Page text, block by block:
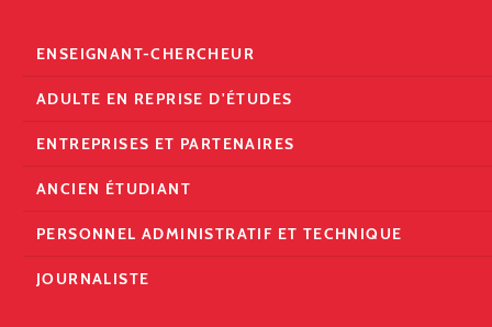
ENSEIGNANT-CHERCHEUR
ADULTE EN REPRISE D'ÉTUDES
ENTREPRISES ET PARTENAIRES
ANCIEN ÉTUDIANT
PERSONNEL ADMINISTRATIF ET TECHNIQUE
JOURNALISTE